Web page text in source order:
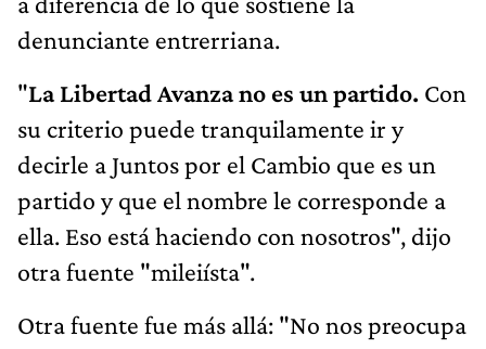
denunciante entrerriana.
su criterio puede tranquilamente ir y
decirle a Juntos por el Cambio que es un
partido y que el nombre le corresponde a
ella. Eso está haciendo con nosotros", dijo
otra fuente "mileiísta".
porqueno tiene chances de evitar que